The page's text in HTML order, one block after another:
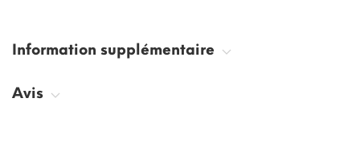
Information supplémentaire
Avis